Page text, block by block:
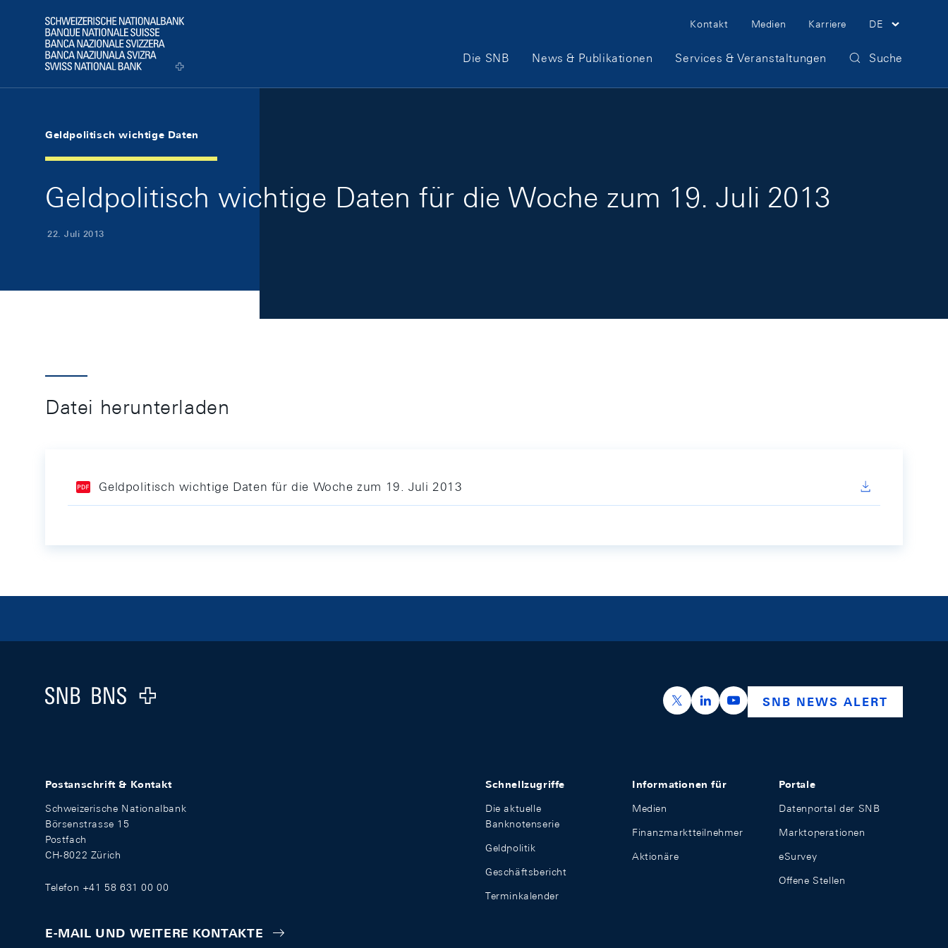
Logo
Meta Navigation
Kontakt Medien Karriere DE
Hauptnavigation
Die SNB News & Publikationen Services & Veranstaltungen Suche
Geldpolitisch wichtige Daten
Geldpolitisch wichtige Daten für die Woche zum 19. Juli 2013
22. Juli 2013
Datei herunterladen
Geldpolitisch wichtige Daten für die Woche zum 19. Juli 2013
Logo
https://x.com/snb_bns
https://ch.linkedin.com/company/swiss-
https://www.youtube.com/
SNB NEWS ALERT
Postanschrift & Kontakt
Schweizerische Nationalbank
Börsenstrasse 15
Postfach
CH-8022 Zürich
Telefon +41 58 631 00 00
E-MAIL UND WEITERE KONTAKTE
Schnellzugriffe
Die aktuelle
Banknotenserie
Geldpolitik
Geschäftsbericht
Terminkalender
Informationen für
Medien
Finanzmarktteilnehmer
Aktionäre
Portale
Datenportal der SNB
Marktoperationen
eSurvey
Offene Stellen